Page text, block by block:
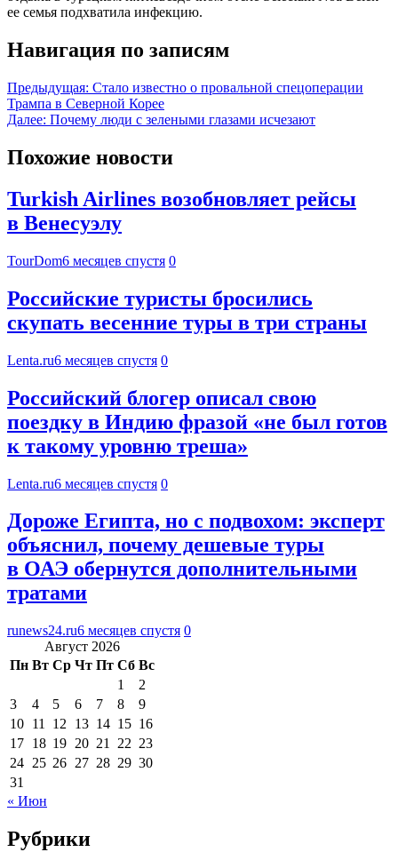
ее семья подхватила инфекцию.
Навигация по записям
Предыдущая: Стало известно о провальной спецоперации
Трампа в Северной Корее
Далее: Почему люди с зелеными глазами исчезают
Похожие новости
Turkish Airlines возобновляет рейсы
в Венесуэлу
TourDom6 месяцев спустя 0
Российские туристы бросились
скупать весенние туры в три страны
Lenta.ru6 месяцев спустя 0
Российский блогер описал свою
поездку в Индию фразой «не был готов
к такому уровню треша»
Lenta.ru6 месяцев спустя 0
Дороже Египта, но с подвохом: эксперт
объяснил, почему дешевые туры
в ОАЭ обернутся дополнительными
тратами
runews24.ru6 месяцев спустя 0
Август 2026
Пн Вт Ср Чт Пт Сб Вс
1
2
3
4 5 6 7 8
9
10 11 12 13 14 15 16
17 18 19 20 21 22 23
24 25 26 27 28 29 30
31
« Июн
Рубрики